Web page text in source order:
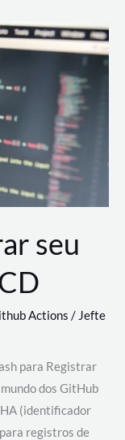
seu
Actions /Jefte
para Registrar
dos GitHub
(identificador
registros de